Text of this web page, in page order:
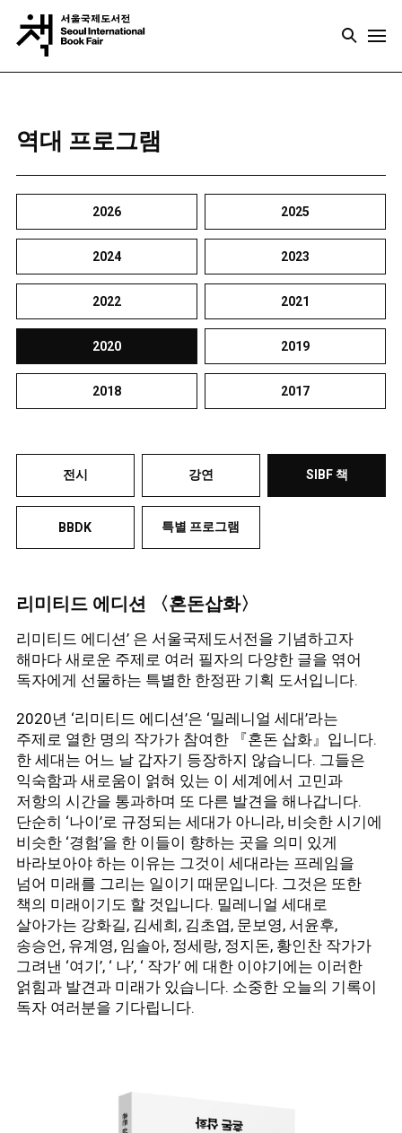
역대 프로그램
2026 2025
2024 2023
2022 2021
2020 2019
2018 2017
전시 강연 SIBF 책
BBDK 특별 프로그램
리미티드 에디션 〈혼돈삽화〉
리미티드 에디션’ 은 서울국제도서전을 기념하고자
해마다 새로운 주제로 여러 필자의 다양한 글을 엮어
독자에게 선물하는 특별한 한정판 기획 도서입니다.
2020년 ‘리미티드 에디션’은 ‘밀레니얼 세대’라는
주제로 열한 명의 작가가 참여한 『혼돈 삽화』입니다.
한 세대는 어느 날 갑자기 등장하지 않습니다. 그들은
익숙함과 새로움이 얽혀 있는 이 세계에서 고민과
저항의 시간을 통과하며 또 다른 발견을 해나갑니다.
단순히 ‘나이’로 규정되는 세대가 아니라, 비슷한 시기에
비슷한 ‘경험’을 한 이들이 향하는 곳을 의미 있게
바라보아야 하는 이유는 그것이 세대라는 프레임을
넘어 미래를 그리는 일이기 때문입니다. 그것은 또한
책의 미래이기도 할 것입니다. 밀레니얼 세대로
살아가는 강화길, 김세희, 김초엽, 문보영, 서윤후,
송승언, 유계영, 임솔아, 정세랑, 정지돈, 황인찬 작가가
그려낸 ‘여기’, ‘ 나’, ‘ 작가’ 에 대한 이야기에는 이러한
얽힘과 발견과 미래가 있습니다. 소중한 오늘의 기록이
독자 여러분을 기다립니다.